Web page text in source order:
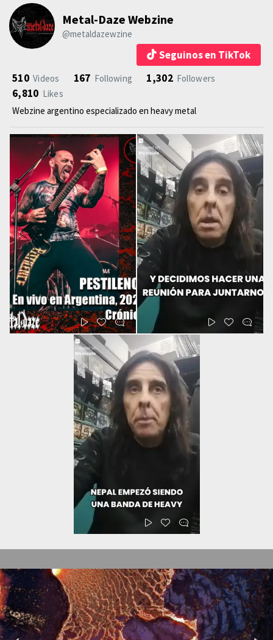
Metal-Daze Webzine
@metaldazewzine
Seguinos en TikTok
510 Videos 167 Following 1,302 Followers
6,810 Likes
Webzine argentino especializado en heavy metal